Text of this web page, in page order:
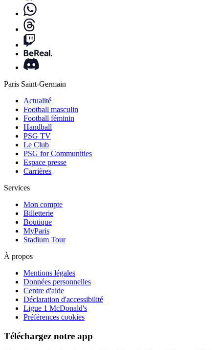
Paris Saint-Germain
Actualité
Football masculin
Football féminin
Handball
PSG TV
Le Club
PSG for Communities
Espace presse
Carrières
Services
Mon compte
Billetterie
Boutique
MyParis
Stadium Tour
À propos
Mentions légales
Données personnelles
Centre d'aide
Déclaration d'accessibilité
Ligue 1 McDonald's
Préférences cookies
Téléchargez notre app